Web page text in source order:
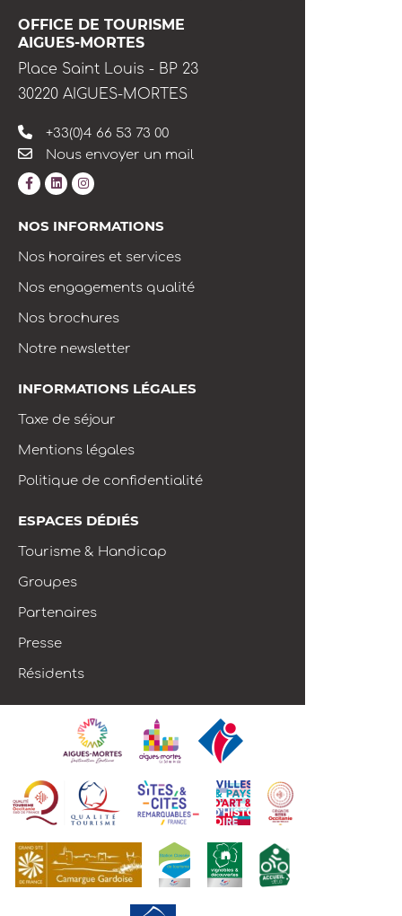
OFFICE DE TOURISME
AIGUES-MORTES
Place Saint Louis - BP 23
30220 AIGUES-MORTES
+33(0)4 66 53 73 00
Nous envoyer un mail
NOS INFORMATIONS
Nos horaires et services
Nos engagements qualité
Nos brochures
Notre newsletter
INFORMATIONS LÉGALES
Taxe de séjour
Mentions légales
Politique de confidentialité
ESPACES DÉDIÉS
Tourisme & Handicap
Groupes
Partenaires
Presse
Résidents